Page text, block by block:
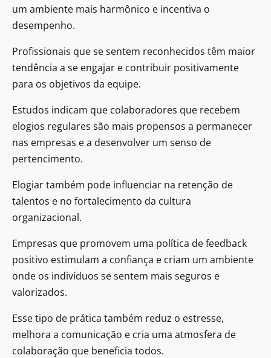
um ambiente mais harmônico e incentiva o
desempenho.
Profissionais que se sentem reconhecidos têm maior
tendência a se engajar e contribuir positivamente
para os objetivos da equipe.
Estudos indicam que colaboradores que recebem
elogios regulares são mais propensos a permanecer
nas empresas e a desenvolver um senso de
pertencimento.
Elogiar também pode influenciar na retenção de
talentos e no fortalecimento da cultura
organizacional.
Empresas que promovem uma política de feedback
positivo estimulam a confiança e criam um ambiente
onde os indivíduos se sentem mais seguros e
valorizados.
Esse tipo de prática também reduz o estresse,
melhora a comunicação e cria uma atmosfera de
colaboração que beneficia todos.